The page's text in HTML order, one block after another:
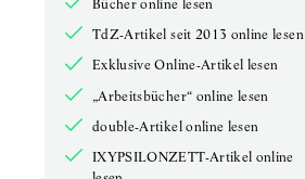
Bücher online lesen
TdZ-Artikel seit 2013 online lesen
Exklusive Online-Artikel lesen
„Arbeitsbücher“ online lesen
double-Artikel online lesen
IXYPSILONZETT-Artikel online